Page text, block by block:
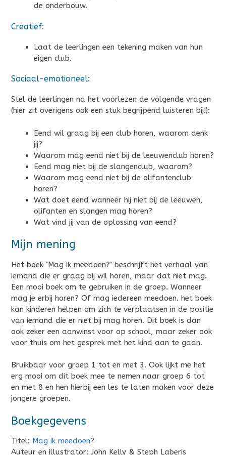
de onderbouw.
Creatief:
Laat de leerlingen een tekening maken van hun
eigen club.
Sociaal-emotioneel:
Stel de leerlingen na het voorlezen de volgende vragen
(hier zit overigens ook een stuk begrijpend luisteren bij!):
Eend wil graag bij een club horen, waarom denk
jij?
Waarom mag eend niet bij de leeuwenclub horen?
Eend mag niet bij de slangenclub, waarom?
Waarom mag eend niet bij de olifantenclub
horen?
Wat doet eend wanneer hij niet bij de leeuwen,
olifanten en slangen mag horen?
Wat vind jij van de oplossing van eend?
Mijn mening
Het boek ‘Mag ik meedoen?’ beschrijft het verhaal van
iemand die er graag bij wil horen, maar dat niet mag.
Een mooi boek om te gebruiken in de groep. Wanneer
mag je erbij horen? Of mag iedereen meedoen. het boek
kan kinderen helpen om zich te verplaatsen in de positie
van iemand die er niet bij mag horen. Dit boek is dan
ook zeker een aanwinst voor op school, maar zeker ook
voor thuis om het gesprek met het kind aan te gaan.
Bruikbaar voor groep 1 tot en met 3. Ook lijkt me het
erg mooi om dit boek mee te nemen naar groep 6 tot
en met 8 en hen hierbij een les te laten maken voor deze
jongere groepen.
Boekgegevens
Titel: Mag ik meedoen?
Auteur en illustrator: John Kelly & Steph Laberis